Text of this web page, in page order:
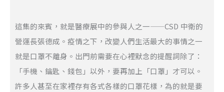
這集的來賓，就是醫療展中的參與人之一——CSD 中衛的
營運長張德成。疫情之下，改變人們生活最大的事情之一
就是口罩不離身。出門前需要在心裡默念的提醒詞除了：
「手機、鑰匙、錢包」以外，要再加上「口罩」才可以。
許多人甚至在家裡存有各式各樣的口罩花樣，為的就是要